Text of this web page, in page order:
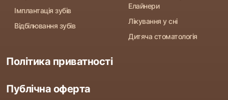
Імплантація зубів
Відбілювання зубів
Елайнери
Лікування у сні
Дитяча стоматологія
Політика приватності
Публічна оферта